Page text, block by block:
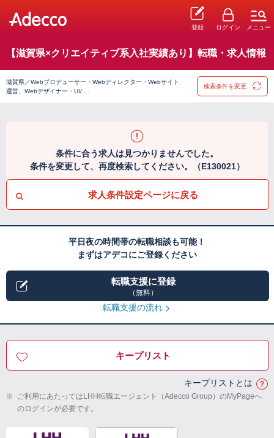
登録 ログイン メニュー
【滋賀県×クリエイティブ系入社実績あり】転職・求人情報
滋賀県／Webプロデューサー・Webディレクター・Webサイト
運営、Webデザイナー・UI/ …
検索条件を変更
条件に合う求人は見つかりませんでした。
条件を変更して、再度検索してください。（E130021）
求人条件設定ページに戻る
平日夜の時間帯の転職相談も可能！
まずはアデコにご登録ください
転職支援に登録
（無料）
転職支援の流れ
キープリスト
キープリストとは
※ ご利用にあたってはLHH転職エージェント（Adecco Group）のMyPageへ
のログインが必要です。